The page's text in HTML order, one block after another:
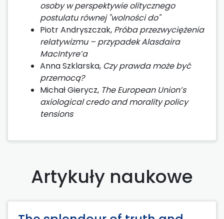
osoby w perspektywie olitycznego
postulatu równej "wolności do"
Piotr Andryszczak, Próba przezwyciężenia
relatywizmu – przypadek Alasdaira
MacIntyre’a
Anna Szklarska, Czy prawda może być
przemocą?
Michał Gierycz, The European Union’s
axiological credo and morality policy
tensions
Artykuły naukowe